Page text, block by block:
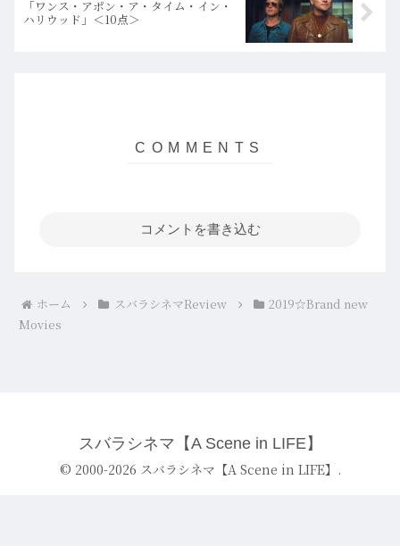
「ワンス・アポン・ア・タイム・イン・
ハリウッド」＜10点＞
コメントを書き込む
ホーム スバラシネマReview
2019☆Brand new
Movies
スバラシネマ【A Scene in LIFE】
© 2000-2026 スバラシネマ【A Scene in LIFE】.